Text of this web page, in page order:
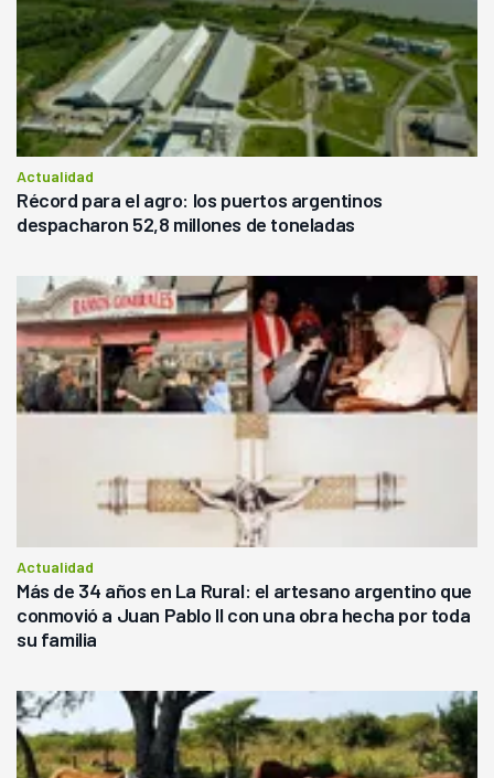
Actualidad
Récord para el agro: los puertos argentinos
despacharon 52,8 millones de toneladas
Actualidad
Más de 34 años en La Rural: el artesano argentino que
conmovió a Juan Pablo II con una obra hecha por toda
su familia